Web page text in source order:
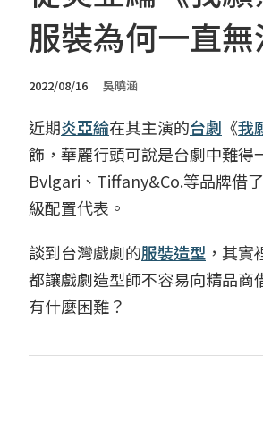
服裝為何一直
2022/08/16 吳曉涵
近期炎亞綸在其主演的台劇 《我
飾，華麗行頭可說是台劇中難
Bvlgari、Tiffany&Co.等品牌借
級配置代表。
談到台灣戲劇的服裝造型 ，其
都讓戲劇造型師不容易向精品
有什麼困難？